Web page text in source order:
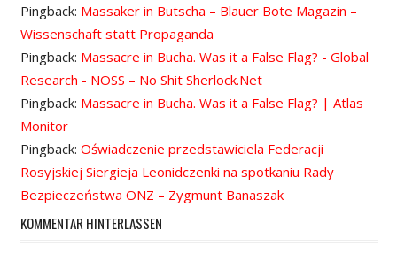
Pingback: Massaker in Butscha – Blauer Bote Magazin –
Wissenschaft statt Propaganda
Pingback: Massacre in Bucha. Was it a False Flag? - Global
Research - NOSS – No Shit Sherlock.Net
Pingback: Massacre in Bucha. Was it a False Flag? | Atlas
Monitor
Pingback: Oświadczenie przedstawiciela Federacji
Rosyjskiej Siergieja Leonidczenki na spotkaniu Rady
Bezpieczeństwa ONZ – Zygmunt Banaszak
KOMMENTAR HINTERLASSEN